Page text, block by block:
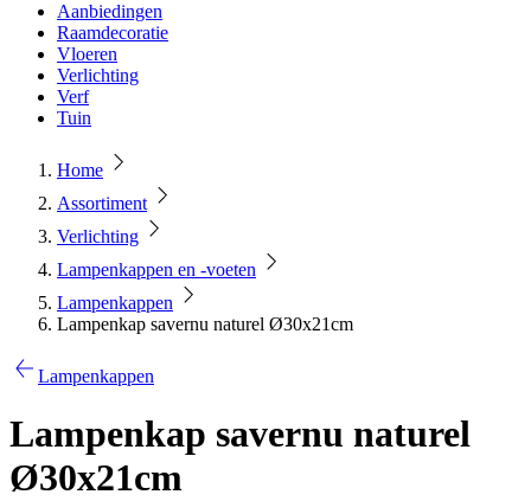
Aanbiedingen
Raamdecoratie
Vloeren
Verlichting
Verf
Tuin
Home
Assortiment
Verlichting
Lampenkappen en -voeten
Lampenkappen
Lampenkap savernu naturel Ø30x21cm
Lampenkappen
Lampenkap savernu naturel
Ø30x21cm